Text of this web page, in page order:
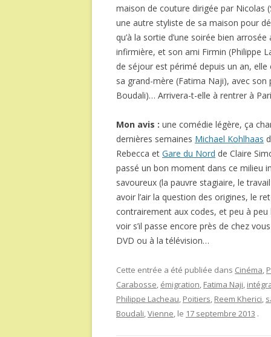
maison de couture dirigée par Nicolas
une autre styliste de sa maison pour
qu’à la sortie d’une soirée bien
infirmière, et son ami Firmin (Philippe
de séjour est périmé depuis un an,
sa grand-mère (Fatima Naji), avec
Boudali)… Arrivera-t-elle à rentrer à
Mon avis : une comédie légère, ça
dernières semaines Michael Kohlhaas
Rebecca et Gare du Nord de Claire
passé un bon moment dans ce milieu
savoureux (la pauvre stagiaire, le
avoir l’air la question des origines, le
contrairement aux codes, et peu à
voir s’il passe encore près de chez
DVD ou à la télévision…
Cette entrée a été publiée dans Cinéma,
Carabosse, émigration, Fatima Naji,
Philippe Lacheau, Poitiers, Reem Kherici,
Boudali,Vienne, le 17 septembre 2013 .